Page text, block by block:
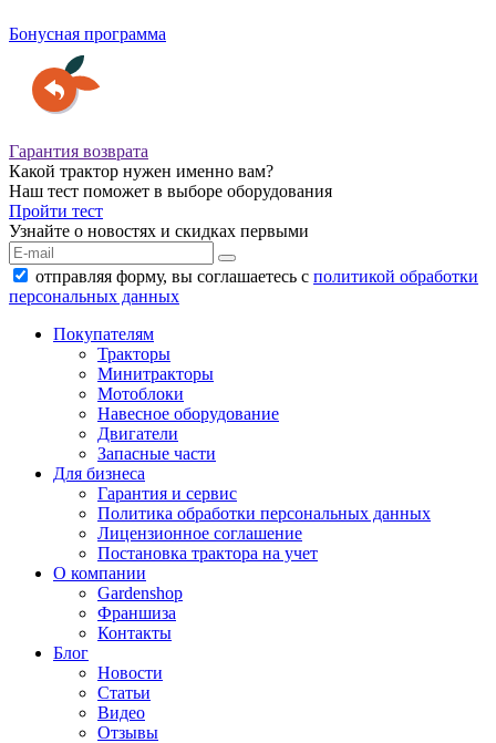
Бонусная программа
Гарантия возврата
Какой трактор нужен именно вам?
Наш тест поможет в выборе оборудования
Пройти тест
Узнайте о новостях и скидках первыми
отправляя форму, вы соглашаетесь с политикой обработки
персональных данных
Покупателям
Тракторы
Минитракторы
Мотоблоки
Навесное оборудование
Двигатели
Запасные части
Для бизнеса
Гарантия и сервис
Политика обработки персональных данных
Лицензионное соглашение
Постановка трактора на учет
О компании
Gardenshop
Франшиза
Контакты
Блог
Новости
Статьи
Видео
Отзывы